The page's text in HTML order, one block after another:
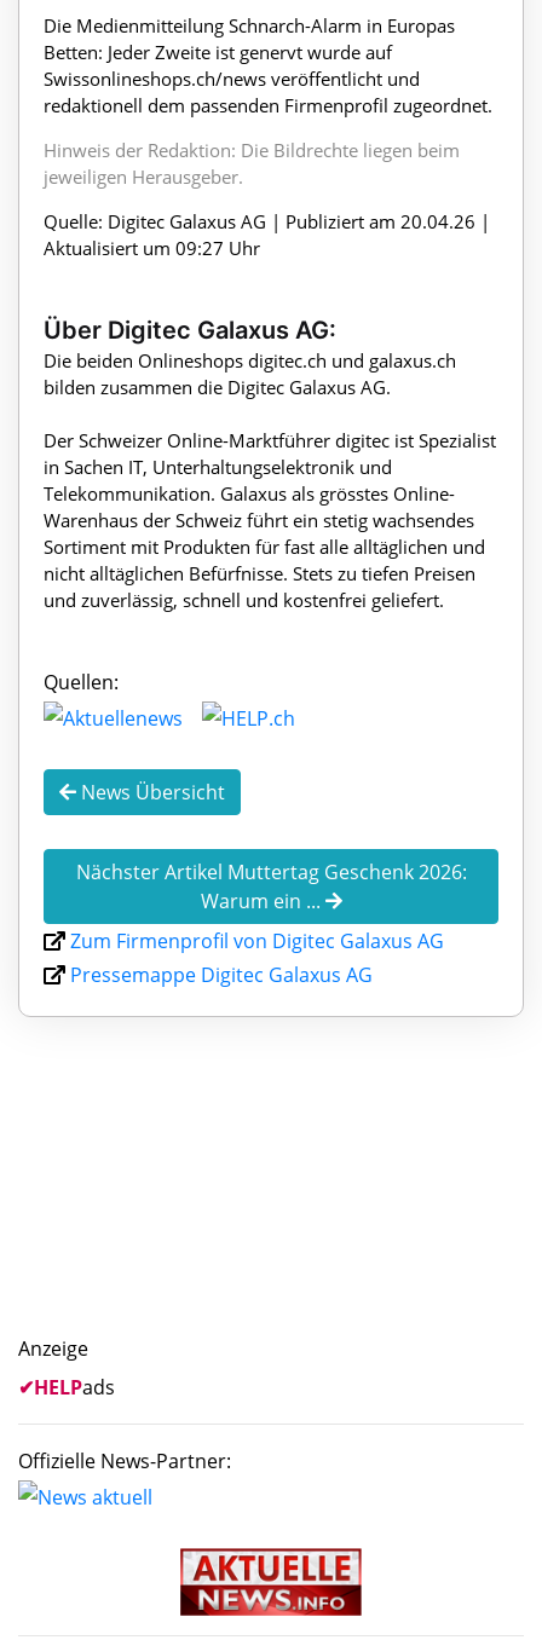
Die Medienmitteilung Schnarch-Alarm in Europas
Betten: Jeder Zweite ist genervt wurde auf
Swissonlineshops.ch/news veröffentlicht und
redaktionell dem passenden Firmenprofil zugeordnet.
Hinweis der Redaktion: Die Bildrechte liegen beim
jeweiligen Herausgeber.
Quelle: Digitec Galaxus AG | Publiziert am 20.04.26 |
Aktualisiert um 09:27 Uhr
Über Digitec Galaxus AG:
Die beiden Onlineshops digitec.ch und galaxus.ch
bilden zusammen die Digitec Galaxus AG.
Der Schweizer Online-Marktführer digitec ist Spezialist
in Sachen IT, Unterhaltungselektronik und
Telekommunikation. Galaxus als grösstes Online-
Warenhaus der Schweiz führt ein stetig wachsendes
Sortiment mit Produkten für fast alle alltäglichen und
nicht alltäglichen Befürfnisse. Stets zu tiefen Preisen
und zuverlässig, schnell und kostenfrei geliefert.
Quellen:
News Übersicht
Nächster Artikel Muttertag Geschenk 2026:
Warum ein ...
Zum Firmenprofil von Digitec Galaxus AG
Pressemappe Digitec Galaxus AG
Anzeige
✔HELPads
Offizielle News-Partner: